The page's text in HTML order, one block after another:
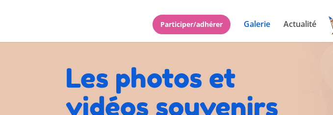
Participer/adhérer Galerie Actualité
Les photos et
vidéos souvenirs